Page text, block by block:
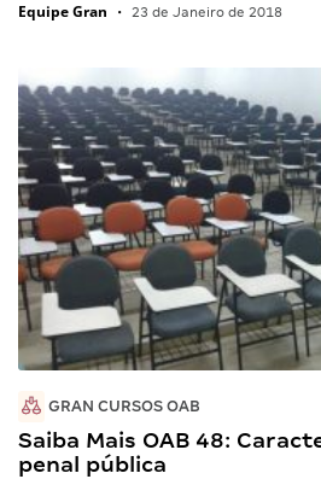
Equipe Gran • 23 de Janeiro de 2018
GRAN CURSOS OAB
Saiba Mais OAB 48:
penal pública